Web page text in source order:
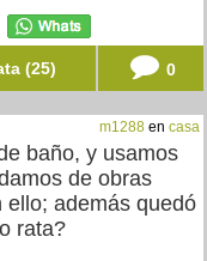
(25) 0
m1288 en casa
baño, y usamos
de obras
además quedó
rata?